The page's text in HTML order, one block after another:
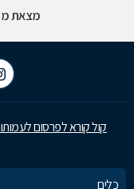
מצאת
קול קורא לפרסום
כלים